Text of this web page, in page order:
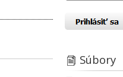
Súbory